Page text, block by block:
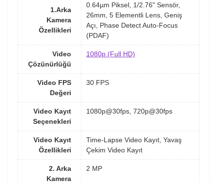
1.Arka
Kamera
Özellikleri
0.64µm Piksel, 1/2.76" Sensör,
26mm, 5 Elementli Lens, Geniş
Açı, Phase Detect Auto-Focus
(PDAF)
Video
Çözünürlüğü
1080p (Full HD)
Video FPS
Değeri
30 FPS
Video Kayıt
Seçenekleri
1080p@30fps, 720p@30fps
Video Kayıt
Özellikleri
Time-Lapse Video Kayıt, Yavaş
Çekim Video Kayıt
2. Arka
Kamera
2 MP